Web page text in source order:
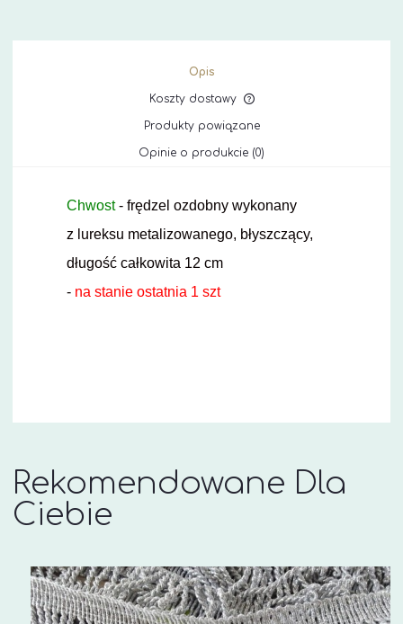
Opis
Koszty dostawy
Produkty powiązane
Opinie o produkcie (0)
Chwost- frędzel ozdobny wykonany
z lureksu metalizowanego, błyszczący,
długość całkowita 12 cm
- na stanie ostatnia 1 szt
Rekomendowane Dla
Ciebie